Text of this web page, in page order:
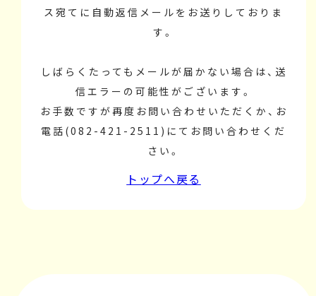
ス宛てに自動返信メールをお送りしておりま
す。
しばらくたってもメールが届かない場合は、送
信エラーの可能性がございます。
お手数ですが再度お問い合わせいただくか、お
電話(082-421-2511)にてお問い合わせくだ
さい。
トップへ戻る